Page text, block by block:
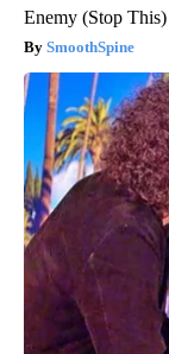
Enemy (Stop This)
SmoothSpine